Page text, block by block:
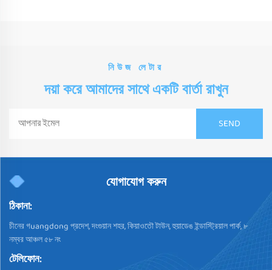
নিউজ লেটার
দয়া করে আমাদের সাথে একটি বার্তা রাখুন
যোগাযোগ করুন
ঠিকানা:
চীনের গuangdong প্রদেশ, দংগুয়ান শহর, কিয়াওতৌ টাউন, হুয়াডেঙ ইন্ডাস্ট্রিয়াল পার্ক, ৮
নম্বর আঞ্চল ৫৮ নং
টেলিফোন: